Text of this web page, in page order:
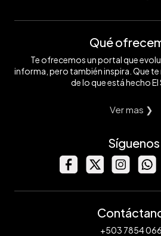
Qué
Te ofrecemos un portal que
informa, pero también inspira. Que
de lo que está hecho El
Ver mas ❯
Síguenos
+503 7854